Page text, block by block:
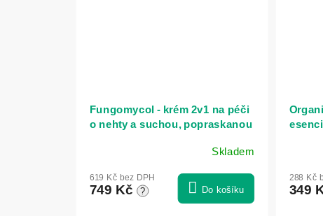
Fungomycol - krém 2v1 na péči
o nehty a suchou, popraskanou
Skladem
619 Kč bez DPH
749 Kč ? Do košíku
288 Kč
349